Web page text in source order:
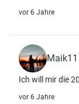
vor 6 Jahre
Maik11
Ich will mir die
vor 6 Jahre